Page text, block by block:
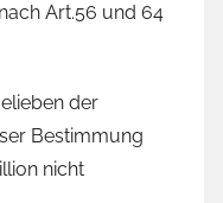
Art.56 und 64
der
Bestimmung
nicht